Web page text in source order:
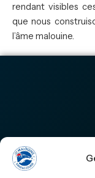
rendant visibles
que nous
l’âme malouine.